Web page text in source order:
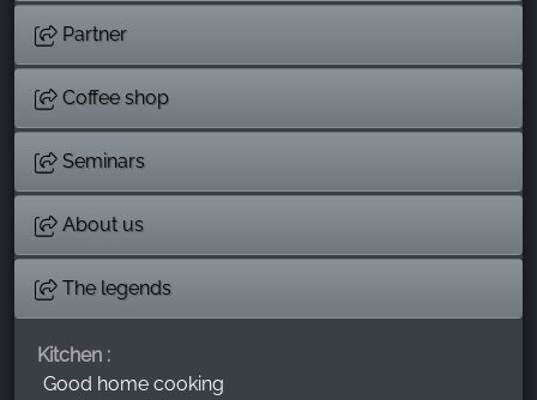
Partner
Coffee shop
Seminars
About us
The legends
Kitchen :
Good home cooking